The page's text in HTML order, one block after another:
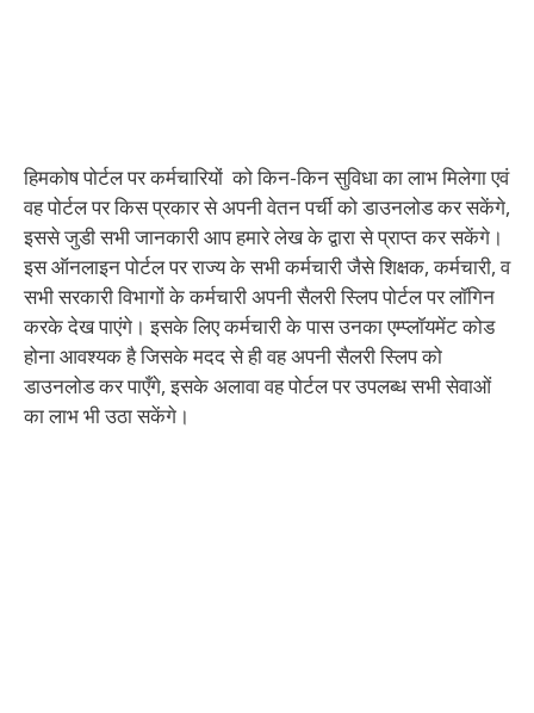
हिमकोष पोर्टल पर कर्मचारियों को किन-किन सुविधा का लाभ मिलेगा एवं
वह पोर्टल पर किस प्रकार से अपनी वेतन पर्ची को डाउनलोड कर सकेंगे,
इससे जुडी सभी जानकारी आप हमारे लेख के द्वारा से प्राप्त कर सकेंगे।
इस ऑनलाइन पोर्टल पर राज्य के सभी कर्मचारी जैसे शिक्षक, कर्मचारी, व
सभी सरकारी विभागों के कर्मचारी अपनी सैलरी स्लिप पोर्टल पर लॉगिन
करके देख पाएंगे। इसके लिए कर्मचारी के पास उनका एम्प्लॉयमेंट कोड
होना आवश्यक है जिसके मदद से ही वह अपनी सैलरी स्लिप को
डाउनलोड कर पाएँगे, इसके अलावा वह पोर्टल पर उपलब्ध सभी सेवाओं
का लाभ भी उठा सकेंगे।